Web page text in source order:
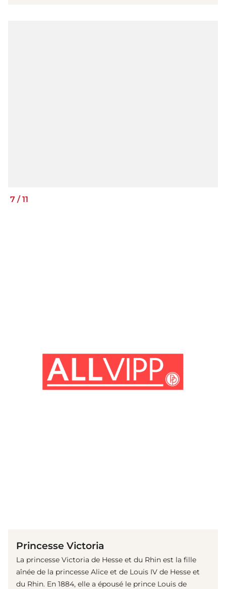
7 /11
Princesse Victoria
La princesse Victoria de Hesse et du Rhin est la fille
aînée de la princesse Alice et de Louis IV de Hesse et
du Rhin. En 1884, elle a épousé le prince Louis de